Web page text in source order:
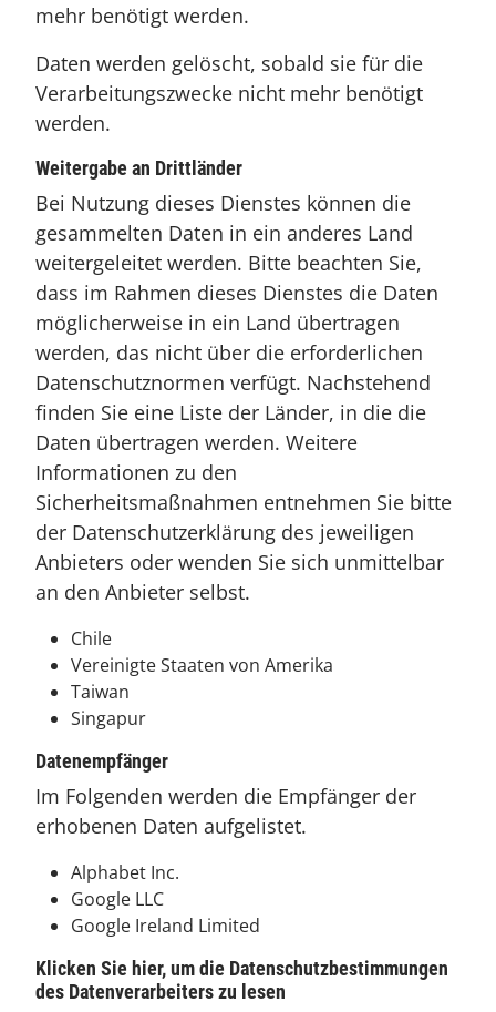
mehr benötigt werden.
Daten werden gelöscht, sobald sie für die
Verarbeitungszwecke nicht mehr benötigt
werden.
Weitergabe an Drittländer
Bei Nutzung dieses Dienstes können die
gesammelten Daten in ein anderes Land
weitergeleitet werden. Bitte beachten Sie,
dass im Rahmen dieses Dienstes die Daten
möglicherweise in ein Land übertragen
werden, das nicht über die erforderlichen
Datenschutznormen verfügt. Nachstehend
finden Sie eine Liste der Länder, in die die
Daten übertragen werden. Weitere
Informationen zu den
Sicherheitsmaßnahmen entnehmen Sie bitte
der Datenschutzerklärung des jeweiligen
Anbieters oder wenden Sie sich unmittelbar
an den Anbieter selbst.
Chile
Vereinigte Staaten von Amerika
Taiwan
Singapur
Datenempfänger
Im Folgenden werden die Empfänger der
erhobenen Daten aufgelistet.
Alphabet Inc.
Google LLC
Google Ireland Limited
Klicken Sie hier, um die Datenschutzbestimmungen
des Datenverarbeiters zu lesen